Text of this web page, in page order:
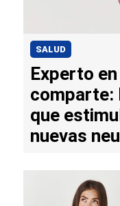
SALUD
Experto
comparte:
que
nuevas